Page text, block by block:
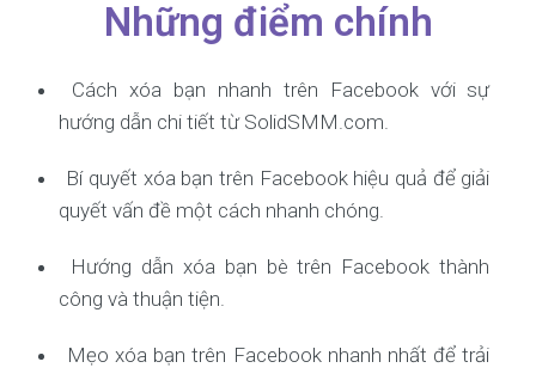
Những điểm chính
Cách xóa bạn nhanh trên Facebook với sự
hướng dẫn chi tiết từ SolidSMM.com.
Bí quyết xóa bạn trên Facebook hiệu quả để giải
quyết vấn đề một cách nhanh chóng.
Hướng dẫn xóa bạn bè trên Facebook thành
công và thuận tiện.
Mẹo xóa bạn trên Facebook nhanh nhất để trải